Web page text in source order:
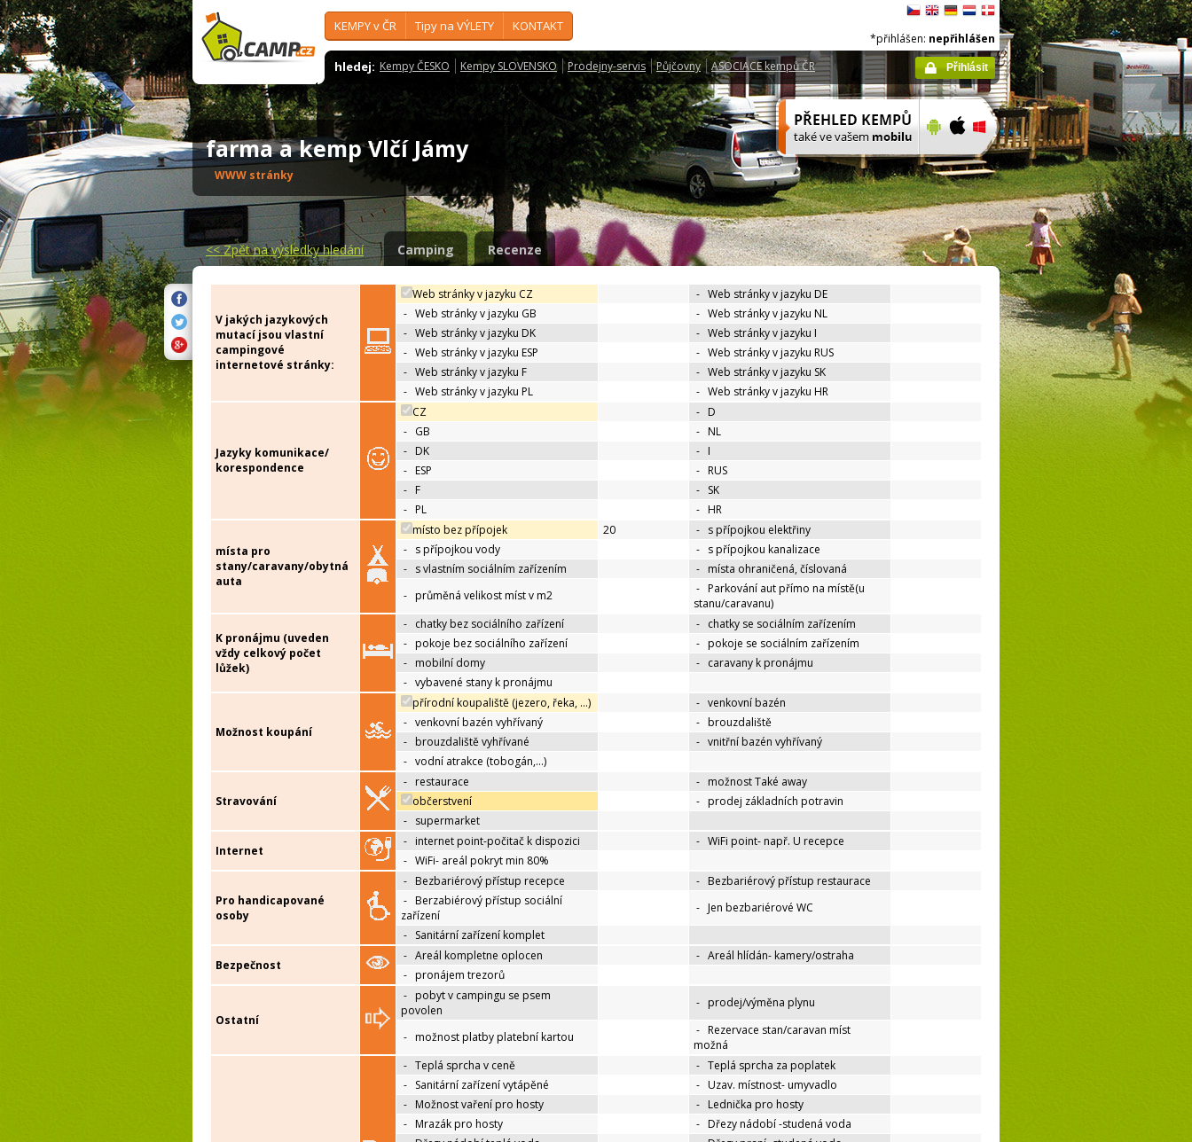
KEMPY v ČR Tipy na VÝLETY KONTAKT
hledej: Kempy ČESKO Kempy SLOVENSKO Prodejny-servis Půjčovny ASOCIACE kempů ČR
*přihlášen: nepřihlášen
Přihlásit
farma a kemp Vlčí Jámy
WWW stránky
<<Zpět na výsledky hledání Camping Recenze
V jakých jazykových
mutací jsou vlastní
campingové
internetové stránky:
Web stránky v jazyku CZ - Web stránky v jazyku DE
- Web stránky v jazyku GB - Web stránky v jazyku NL
- Web stránky v jazyku DK - Web stránky v jazyku I
- Web stránky v jazyku ESP - Web stránky v jazyku RUS
- Web stránky v jazyku F - Web stránky v jazyku SK
- Web stránky v jazyku PL - Web stránky v jazyku HR
Jazyky komunikace/
korespondence
CZ - D
- GB - NL
- DK - I
- ESP - RUS
- F - SK
- PL - HR
místa pro
stany/caravany/obytná
auta
místo bez přípojek 20 - s přípojkou elektřiny
- s přípojkou vody - s přípojkou kanalizace
- s vlastním sociálním zařízením - místa ohraničená, číslovaná
- průměná velikost míst v m2 - Parkování aut přímo na místě(u
stanu/caravanu)
K pronájmu (uveden
vždy celkový počet
lůžek)
- chatky bez sociálního zařízení - chatky se sociálním zařízením
- pokoje bez sociálního zařízení - pokoje se sociálním zařízením
- mobilní domy - caravany k pronájmu
- vybavené stany k pronájmu
Možnost koupání
přírodní koupaliště (jezero, řeka, …) - venkovní bazén
- venkovní bazén vyhřívaný - brouzdaliště
- brouzdaliště vyhřívané - vnitřní bazén vyhřívaný
- vodní atrakce (tobogán,…)
Stravování
- restaurace - možnost Také away
občerstvení
- prodej základních potravin
- supermarket
Internet
- internet point-počitač k dispozici - WiFi point- např. U recepce
- WiFi- areál pokryt min 80%
Pro handicapované
osoby
- Bezbariérový přístup recepce - Bezbariérový přístup restaurace
- Berzabiérový přístup sociální
zařízení
- Jen bezbariérové WC
- Sanitární zařízení komplet
Bezpečnost
- Areál kompletne oplocen - Areál hlídán- kamery/ostraha
- pronájem trezorů
Ostatní
- pobyt v campingu se psem
povolen
- prodej/výměna plynu
- možnost platby platební kartou - Rezervace stan/caravan míst
možná
- Teplá sprcha v ceně - Teplá sprcha za poplatek
- Sanitární zařízení vytápěné - Uzav. místnost- umyvadlo
- Možnost vaření pro hosty - Lednička pro hosty
- Mrazák pro hosty - Dřezy nádobí -studená voda